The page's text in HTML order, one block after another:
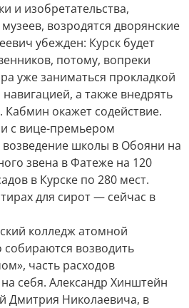
и изобретательства,
возродятся дворянские
убежден: Курск будет
потому, вопреки
уже заниматься прокладкой
а также внедрять
Кабмин окажет содействие.
с вице-премьером
школы в Обояни на
звена в Фатеже на 120
в Курске по 280 мест.
для сирот — сейчас в
колледж атомной
возводить
часть расходов
себя. Александр Хинштейн
Дмитрия Николаевича, в